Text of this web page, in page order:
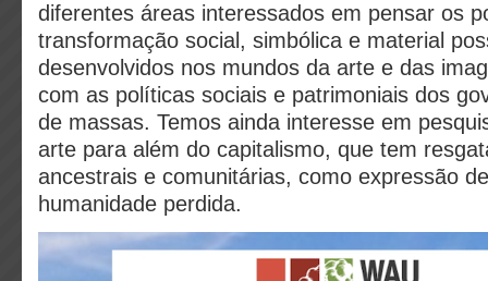
diferentes áreas interessados em pensar os
transformação social, simbólica e material
desenvolvidos nos mundos da arte e das
com as políticas sociais e patrimoniais dos
de massas. Temos ainda interesse em
arte para além do capitalismo, que tem
ancestrais e comunitárias, como expressão
humanidade perdida.